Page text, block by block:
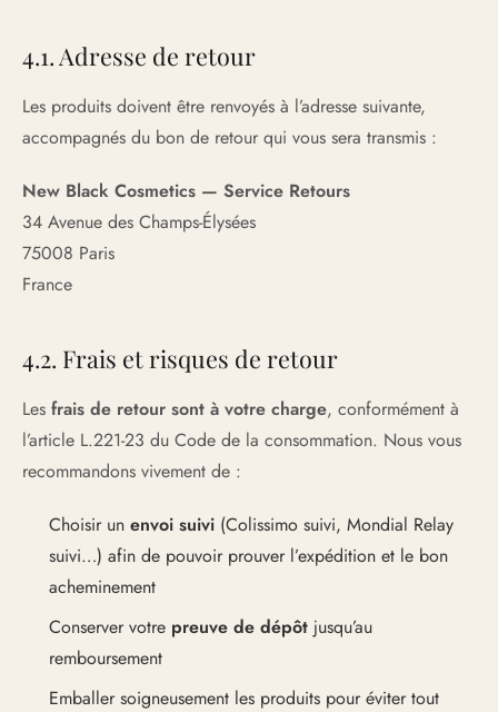
4.1. Adresse de retour
Les produits doivent être renvoyés à l’adresse suivante,
accompagnés du bon de retour qui vous sera transmis :
New Black Cosmetics — Service Retours
34 Avenue des Champs-Élysées
75008 Paris
France
4.2. Frais et risques de retour
Les frais de retour sont à votre charge, conformément à
l’article L.221-23 du Code de la consommation. Nous vous
recommandons vivement de :
Choisir un envoi suivi (Colissimo suivi, Mondial Relay
suivi…) afin de pouvoir prouver l’expédition et le bon
acheminement
Conserver votre preuve de dépôt jusqu’au
remboursement
Emballer soigneusement les produits pour éviter tout